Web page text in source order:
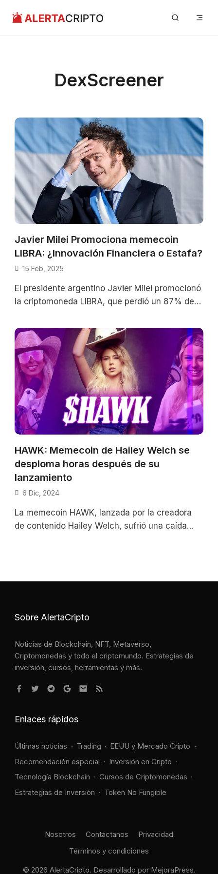
contenido
DexScreener
Javier Milei Promociona memecoin
LIBRA: ¿Innovación Financiera o Estafa?
15 Feb, 2025
El presidente argentino Javier Milei promocionó
la criptomoneda LIBRA, que perdió un 87% de
HAWK: Memecoin de Hailey Welch se
desploma horas después de su
lanzamiento
6 Dic, 2024
La memecoin HAWK, lanzada por la creadora
de contenido Hailey Welch, sufrió una caída
Sobre AlertaCripto
Noticias de Blockchain, NFT, Metaverso,
Criptomonedas y todo el criptomundo. Estrategias de
inversión, cursos, herramientas y más.
Enlaces rápidos
Últimas noticias Trading
EEUU y Mercado Cripto
Recomendación especial
Inversión en Cripto
Tecnología Blockchain
Cursos de Criptomonedas
Estrategias de Inversión
Token No Fungible
Nosotros Contáctanos
Privacidad
Términos y condiciones
© 2026 AlertaCripto. Desarrollado por MejoraPress.